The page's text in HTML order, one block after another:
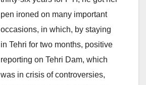
pen ironed on many important
occasions, in which, by staying
in Tehri for two months, positive
reporting on Tehri Dam, which
was in crisis of controversies,